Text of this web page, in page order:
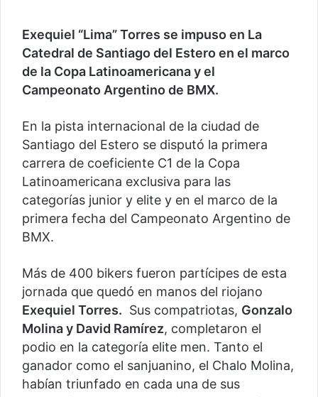
Exequiel “Lima” Torres se impuso en La
Catedral de Santiago del Estero en el marco
de la Copa Latinoamericana y el
Campeonato Argentino de BMX.
En la pista internacional de la ciudad de
Santiago del Estero se disputó la primera
carrera de coeficiente C1 de la Copa
Latinoamericana exclusiva para las
categorías junior y elite y en el marco de la
primera fecha del Campeonato Argentino de
BMX.
Más de 400 bikers fueron partícipes de esta
jornada que quedó en manos del riojano
Exequiel Torres. Sus compatriotas, Gonzalo
Molina y David Ramírez, completaron el
podio en la categoría elite men. Tanto el
ganador como el sanjuanino, el Chalo Molina,
habían triunfado en cada una de sus